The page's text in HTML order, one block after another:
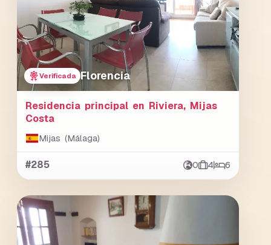
Verificada Florencia
Residencia principal en Riviera, Mijas
Costa
Mijas (Málaga)
#285 0 4 6